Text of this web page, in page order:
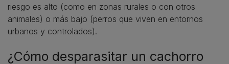
riesgo es alto (como en zonas rurales o con otros
animales) o más bajo (perros que viven en entornos
urbanos y controlados).
¿Cómo desparasitar un cachorro